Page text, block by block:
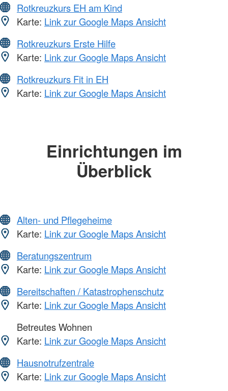
Rotkreuzkurs EH am Kind
Karte: Link zur Google Maps Ansicht
Rotkreuzkurs Erste Hilfe
Karte: Link zur Google Maps Ansicht
Rotkreuzkurs Fit in EH
Karte: Link zur Google Maps Ansicht
Einrichtungen im
Überblick
Alten- und Pflegeheime
Karte: Link zur Google Maps Ansicht
Beratungszentrum
Karte: Link zur Google Maps Ansicht
Bereitschaften / Katastrophenschutz
Karte: Link zur Google Maps Ansicht
Betreutes Wohnen
Karte: Link zur Google Maps Ansicht
Hausnotrufzentrale
Karte: Link zur Google Maps Ansicht